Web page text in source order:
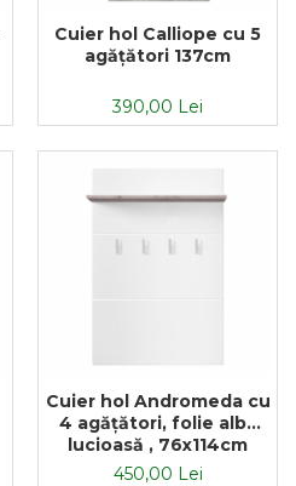
Cuier hol Calliope cu 5
agățători 137cm
390,00 Lei
Cuier hol Andromeda cu
4 agățători, folie albă
lucioasă , 76x114cm
450,00 Lei